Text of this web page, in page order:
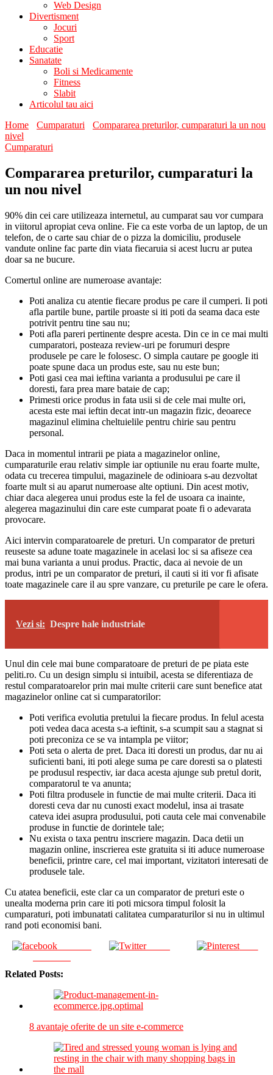
Web Design
Divertisment
Jocuri
Sport
Educatie
Sanatate
Boli si Medicamente
Fitness
Slabit
Articolul tau aici
Home
Cumparaturi
Compararea preturilor, cumparaturi la un nou
nivel
Cumparaturi
Compararea preturilor, cumparaturi la
un nou nivel
90% din cei care utilizeaza internetul, au cumparat sau vor cumpara
in viitorul apropiat ceva online. Fie ca este vorba de un laptop, de un
telefon, de o carte sau chiar de o pizza la domiciliu, produsele
vandute online fac parte din viata fiecaruia si acest lucru ar putea
doar sa ne bucure.
Comertul online are numeroase avantaje:
Poti analiza cu atentie fiecare produs pe care il cumperi. Ii poti
afla partile bune, partile proaste si iti poti da seama daca este
potrivit pentru tine sau nu;
Poti afla pareri pertinente despre acesta. Din ce in ce mai multi
cumparatori, posteaza review-uri pe forumuri despre
produsele pe care le folosesc. O simpla cautare pe google iti
poate spune daca un produs este, sau nu este bun;
Poti gasi cea mai ieftina varianta a produsului pe care il
doresti, fara prea mare bataie de cap;
Primesti orice produs in fata usii si de cele mai multe ori,
acesta este mai ieftin decat intr-un magazin fizic, deoarece
magazinul elimina cheltuielile pentru chirie sau pentru
personal.
Daca in momentul intrarii pe piata a magazinelor online,
cumparaturile erau relativ simple iar optiunile nu erau foarte multe,
odata cu trecerea timpului, magazinele de odinioara s-au dezvoltat
foarte mult si au aparut numeroase alte optiuni. Din acest motiv,
chiar daca alegerea unui produs este la fel de usoara ca inainte,
alegerea magazinului din care este cumparat poate fi o adevarata
provocare.
Aici intervin comparatoarele de preturi. Un comparator de preturi
reuseste sa adune toate magazinele in acelasi loc si sa afiseze cea
mai buna varianta a unui produs. Practic, daca ai nevoie de un
produs, intri pe un comparator de preturi, il cauti si iti vor fi afisate
toate magazinele care il au spre vanzare, cu preturile pe care le ofera.
Vezi si: Despre hale industriale
Unul din cele mai bune comparatoare de preturi de pe piata este
peliti.ro. Cu un design simplu si intuibil, acesta se diferentiaza de
restul comparatoarelor prin mai multe criterii care sunt benefice atat
magazinelor online cat si cumparatorilor:
Poti verifica evolutia pretului la fiecare produs. In felul acesta
poti vedea daca acesta s-a ieftinit, s-a scumpit sau a stagnat si
poti preconiza ce se va intampla pe viitor;
Poti seta o alerta de pret. Daca iti doresti un produs, dar nu ai
suficienti bani, iti poti alege suma pe care doresti sa o platesti
pe produsul respectiv, iar daca acesta ajunge sub pretul dorit,
comparatorul te va anunta;
Poti filtra produsele in functie de mai multe criterii. Daca iti
doresti ceva dar nu cunosti exact modelul, insa ai trasate
cateva idei asupra produsului, poti cauta cele mai convenabile
produse in functie de dorintele tale;
Nu exista o taxa pentru inscriere magazin. Daca detii un
magazin online, inscrierea este gratuita si iti aduce numeroase
beneficii, printre care, cel mai important, vizitatori interesati de
produsele tale.
Cu atatea beneficii, este clar ca un comparator de preturi este o
unealta moderna prin care iti poti micsora timpul folosit la
cumparaturi, poti imbunatati calitatea cumparaturilor si nu in ultimul
rand poti economisi bani.
Tweet Save
Related Posts:
8 avantaje oferite de un site e-commerce